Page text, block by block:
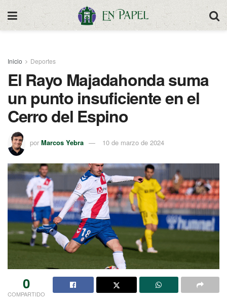
Inicio Deportes
El Rayo Majadahonda suma
un punto insuficiente en el
Cerro del Espino
por Marcos Yebra 10 de marzo de 2024
0
COMPARTIDO